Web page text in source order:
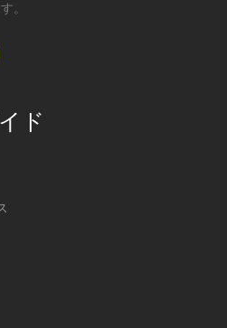
。
ド